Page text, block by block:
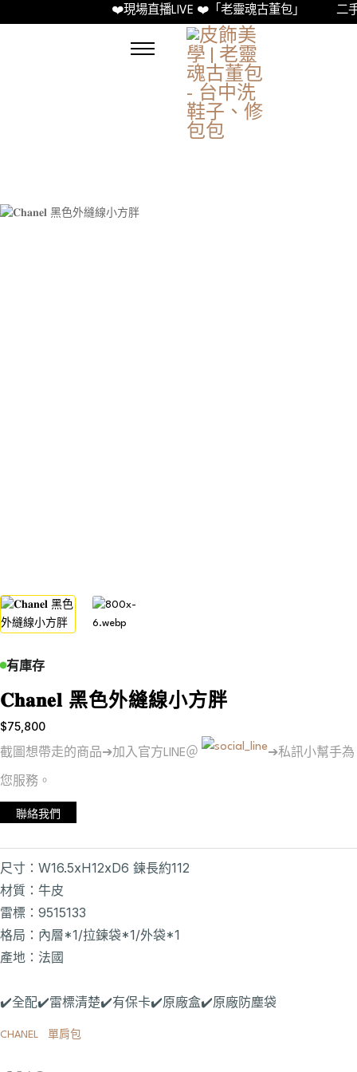
❤️現場直播LIVE ❤️「老靈魂古董包」 二
有庫存
𝐂𝐡𝐚𝐧𝐞𝐥 黑色外縫線小方胖
$75,800
截圖想帶走的商品➔加入官方LINE＠ ➔私訊小幫手為
您服務。
聯絡我們
尺寸：W16.5xH12xD6 鍊長約112
材質：牛皮
雷標：9515133
格局：內層*1/拉鍊袋*1/外袋*1
產地：法國
✔️全配✔️雷標清楚✔️有保卡✔️原廠盒✔️原廠防塵袋
CHANEL 單肩包